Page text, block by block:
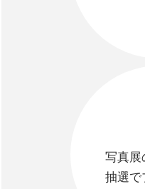
写真展
抽選で